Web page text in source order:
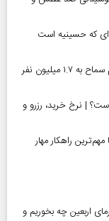
که حسینیه است
آغاز رسمی برنامه‌های اربعین ۱۴۰۵ در مرز‌ها | ثبت‌نام سماح به ۱.۷ میلیون نفر
زهرا (س) در سال ۱۴۰۵ چقدر است؟ | نرخ خرید، رزرو و
راهکار مهار
برای زائران اربعین ۱۴۰۵ | در گرمای اربعین چه بخوریم و